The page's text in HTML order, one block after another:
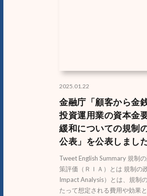
2025.01.22
金融庁「顧客から金
投資運用業の資本金
緩和についての規制
公表」を公表しました
Tweet English Summary 規制
策評価（ＲＩＡ）とは 規制の
Impact Analysis）とは、規制
たって想定される費用や効果